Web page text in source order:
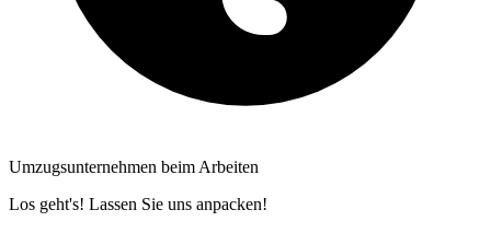
Umzugsunternehmen beim Arbeiten
Los geht's! Lassen Sie uns anpacken!